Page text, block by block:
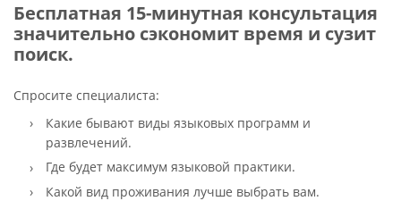
Бесплатная 15-минутная консультация
значительно сэкономит время и сузит
поиск.
Спросите специалиста:
Какие бывают виды языковых программ и
развлечений.
Где будет максимум языковой практики.
Какой вид проживания лучше выбрать вам.